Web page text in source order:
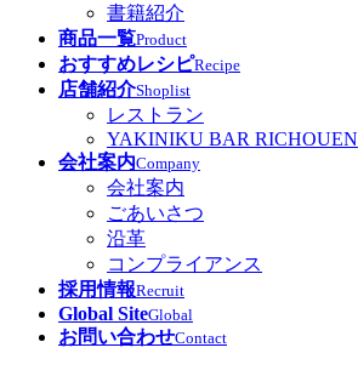
書籍紹介
商品一覧Product
おすすめレシピRecipe
店舗紹介Shoplist
レストラン
YAKINIKU BAR RICHOUEN
会社案内Company
会社案内
ごあいさつ
沿革
コンプライアンス
採用情報Recruit
Global SiteGlobal
お問い合わせContact